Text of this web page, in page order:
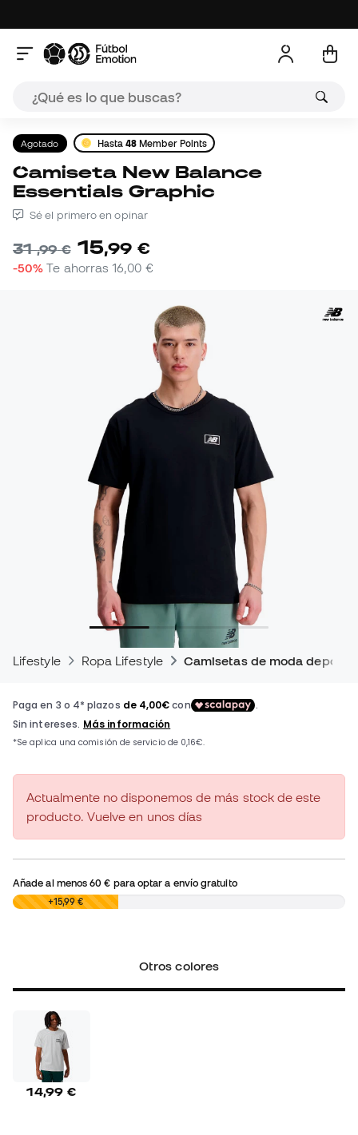
Agotado Hasta48 Member Points
Camiseta New Balance
Essentials Graphic
Sé el primero en opinar
31,99 € 15,99 €
-50% Te ahorras16,00 €
Lifestyle Ropa Lifestyle Camisetas de moda
Actualmente no disponemos de más stock de este
producto. Vuelve en unos días
Añade al menos60 € para optar a envío gratuito
0,00 € +15,99 €
Otros colores
14,99 €